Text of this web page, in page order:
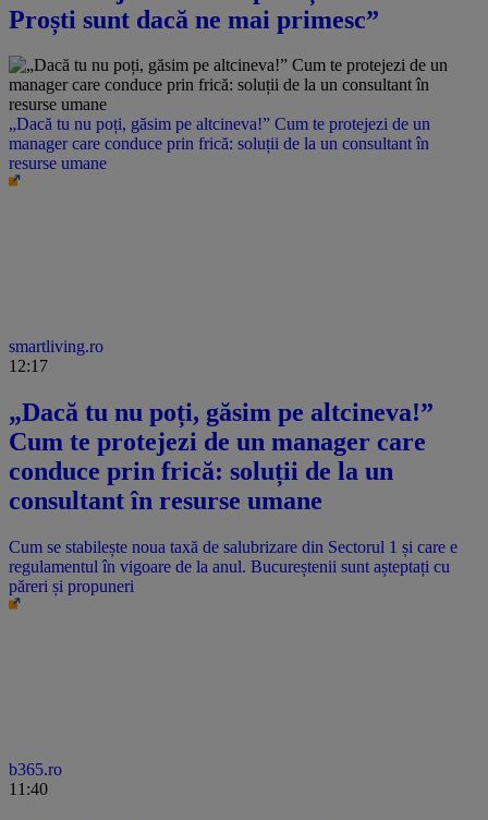
Proști sunt dacă ne mai primesc”
„Dacă tu nu poți, găsim pe altcineva!” Cum te protejezi de un
manager care conduce prin frică: soluții de la un consultant în
resurse umane
smartliving.ro
12:17
„Dacă tu nu poți, găsim pe altcineva!”
Cum te protejezi de un manager care
conduce prin frică: soluții de la un
consultant în resurse umane
Cum se stabilește noua taxă de salubrizare din Sectorul 1 și care e
regulamentul în vigoare de la anul. Bucureștenii sunt așteptați cu
păreri și propuneri
b365.ro
11:40